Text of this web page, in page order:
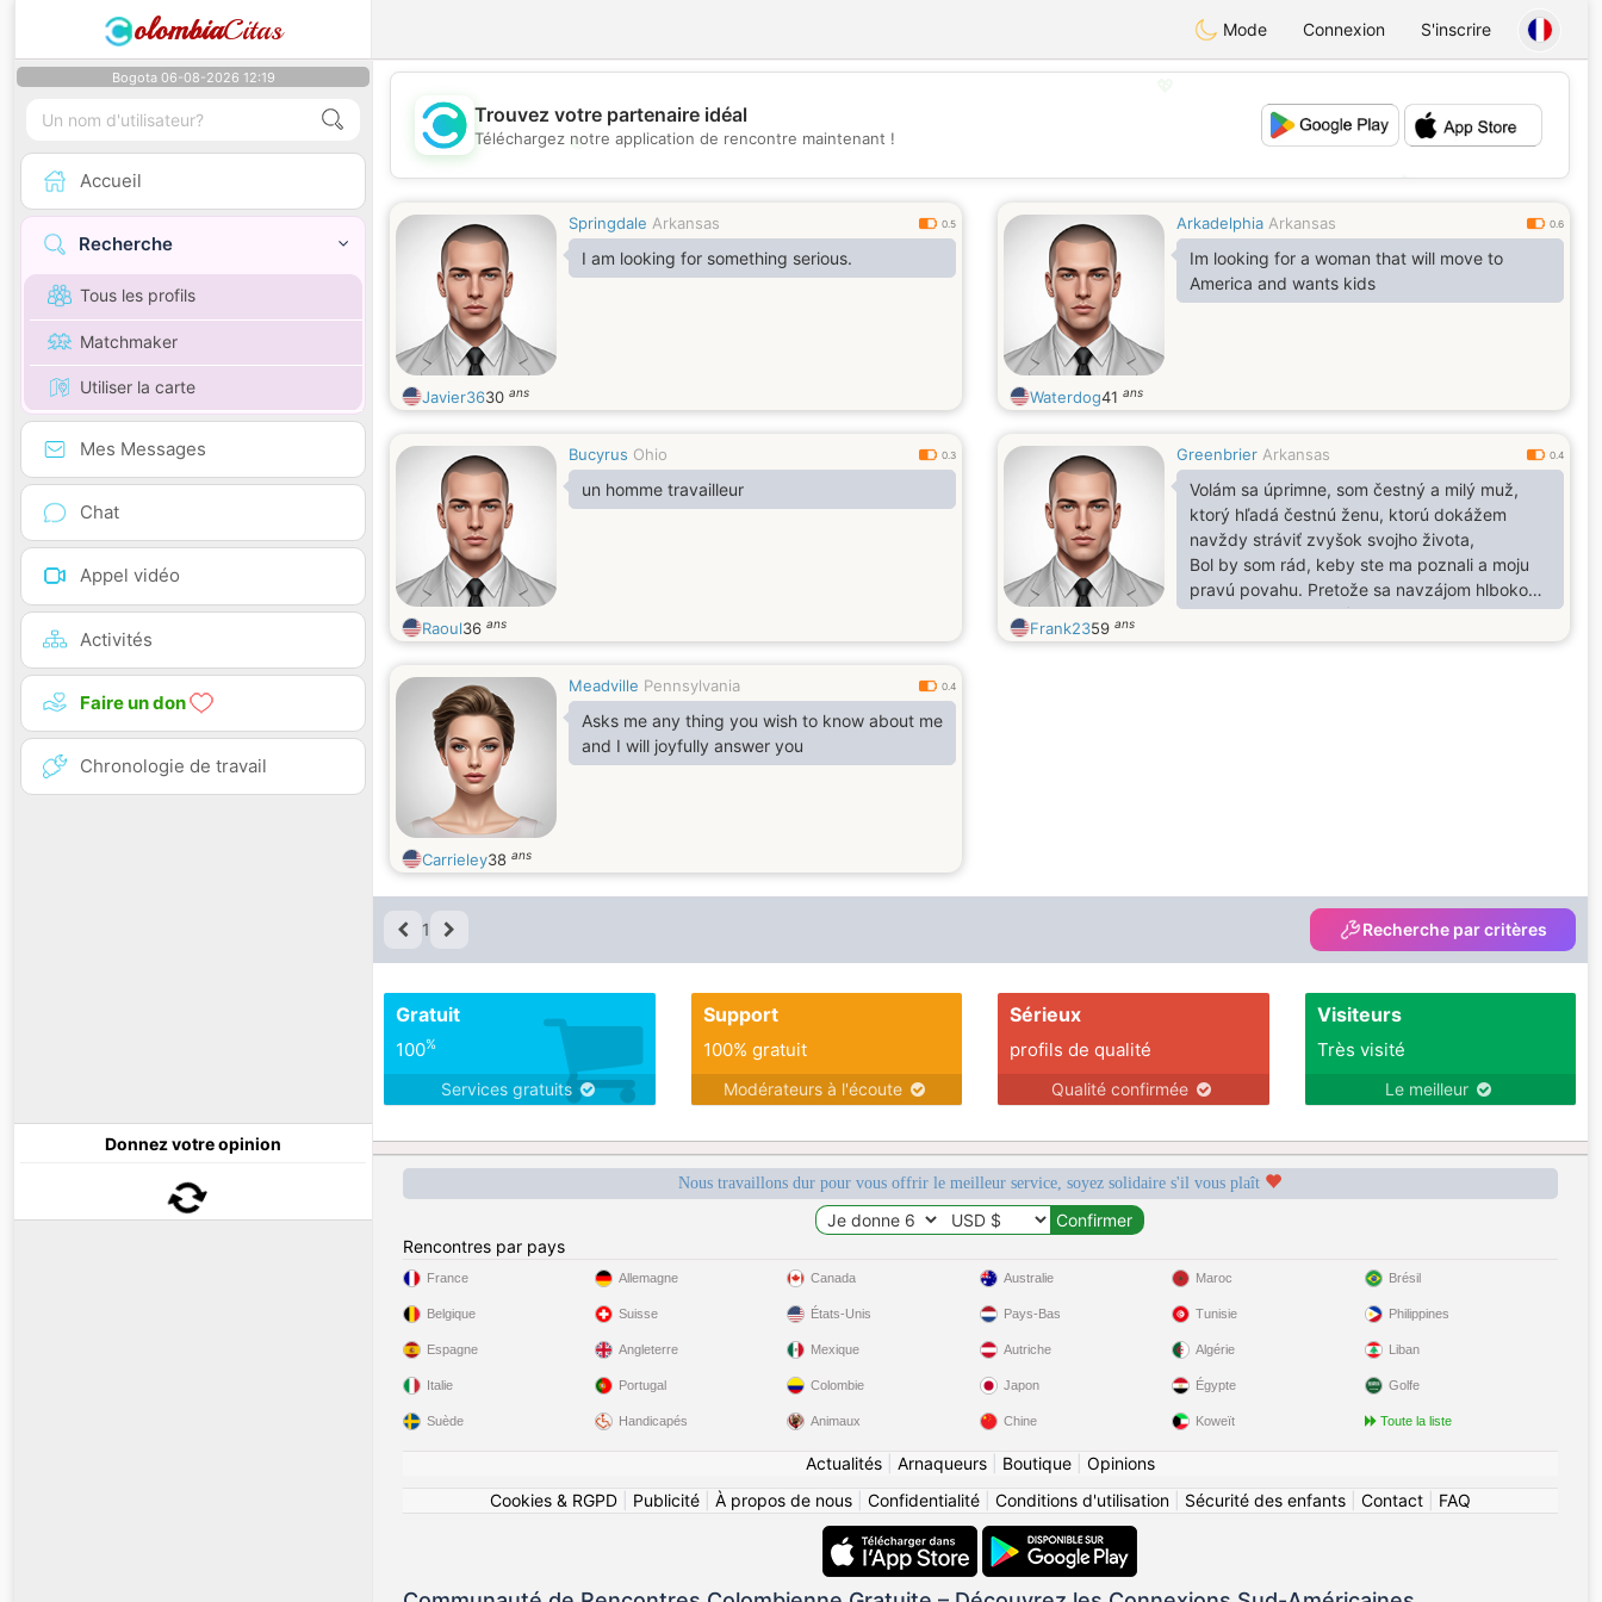
olombiaCitas Mode Connexion S'inscrire
Bogota 06-08-2026 12:19
Accueil
Recherche
Tous les profils
Matchmaker
Utiliser la carte
Mes Messages
Chat
Appel vidéo
Activités
Faire un don
Chronologie de travail
Donnez votre opinion
💖
💕
Trouvez votre partenaire idéal
Téléchargez notre application de rencontre maintenant !
Springdale Arkansas 0.5
I am looking for something serious.
Javier3630 ans
Arkadelphia Arkansas 0.6
Im looking for a woman that will move to
America and wants kids
Waterdog41 ans
Bucyrus Ohio 0.3
un homme travailleur
Raoul36 ans
Greenbrier Arkansas 0.4
Volám sa úprimne, som čestný a milý muž,
ktorý hľadá čestnú ženu, ktorú dokážem
navždy stráviť zvyšok svojho života,
Bol by som rád, keby ste ma poznali a moju
pravú povahu. Pretože sa navzájom hlboko
poznáme, vieme byť skutočným priateľom,
milujúcim človekom pre milovaného človeka.
Frank2359 ans
Meadville Pennsylvania 0.4
Asks me any thing you wish to know about me
and I will joyfully answer you
Carrieley38 ans
1 Recherche par critères
Gratuit
100%
Services gratuits
Support
100% gratuit
Modérateurs à l'écoute
Sérieux
profils de qualité
Qualité confirmée
Visiteurs
Très visité
Le meilleur
Nous travaillons dur pour vous offrir le meilleur service, soyez solidaire s'il vous plaît
Rencontres par pays
France
Belgique
Espagne
Italie
Suède
Allemagne
Suisse
Angleterre
Portugal
Handicapés
Canada
États-Unis
Mexique
Colombie
Animaux
Australie
Pays-Bas
Autriche
Japon
Chine
Maroc
Tunisie
Algérie
Égypte
Koweït
Brésil
Philippines
Liban
Golfe
Toute la liste
Actualités| Arnaqueurs| Boutique| Opinions
Cookies & RGPD| Publicité| À propos de nous| Confidentialité| Conditions d'utilisation| Sécurité des enfants| Contact| FAQ